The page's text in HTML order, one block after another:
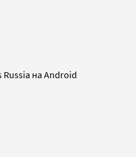
на Android